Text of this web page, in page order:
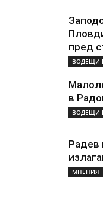
пред
ВОДЕЩИ
в
ВОДЕЩИ
Радев
МНЕНИЯ